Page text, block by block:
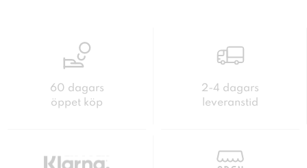
60 dagars
öppet köp
2-4 dagars
leveranstid